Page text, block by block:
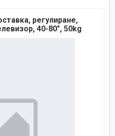
регулиране,
40-80", 50kg